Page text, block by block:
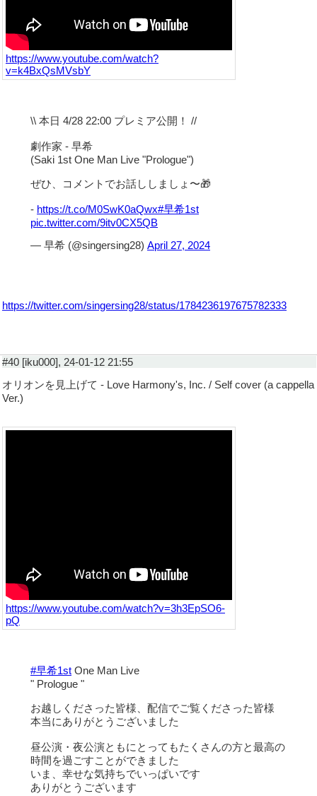
https://www.youtube.com/watch?
v=k4BxQsMVsbY
\\ 本日 4/28 22:00 プレミア公開！ //
劇作家 - 早希
(Saki 1st One Man Live "Prologue")
ぜひ、コメントでお話ししましょ〜🎁
- https://t.co/M0SwK0aQwx#早希1st
pic.twitter.com/9itv0CX5QB
— 早希 (@singersing28) April 27, 2024
https://twitter.com/singersing28/status/1784236197675782333
#40 [iku000], 24-01-12 21:55
オリオンを見上げて - Love Harmony's, Inc. / Self cover (a cappella
Ver.)
https://www.youtube.com/watch?v=3h3EpSO6-
pQ
#早希1st One Man Live
" Prologue "
お越しくださった皆様、配信でご覧くださった皆様
本当にありがとうございました
昼公演・夜公演ともにとってもたくさんの方と最高の
時間を過ごすことができました
いま、幸せな気持ちでいっぱいです
ありがとうございます